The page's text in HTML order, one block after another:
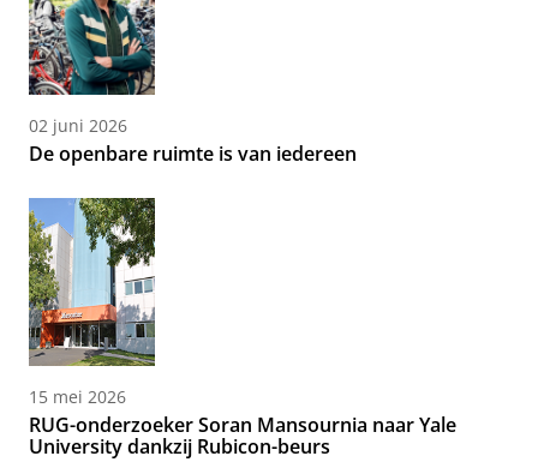
02 juni 2026
De openbare ruimte is van iedereen
15 mei 2026
RUG-onderzoeker Soran Mansournia naar Yale
University dankzij Rubicon-beurs